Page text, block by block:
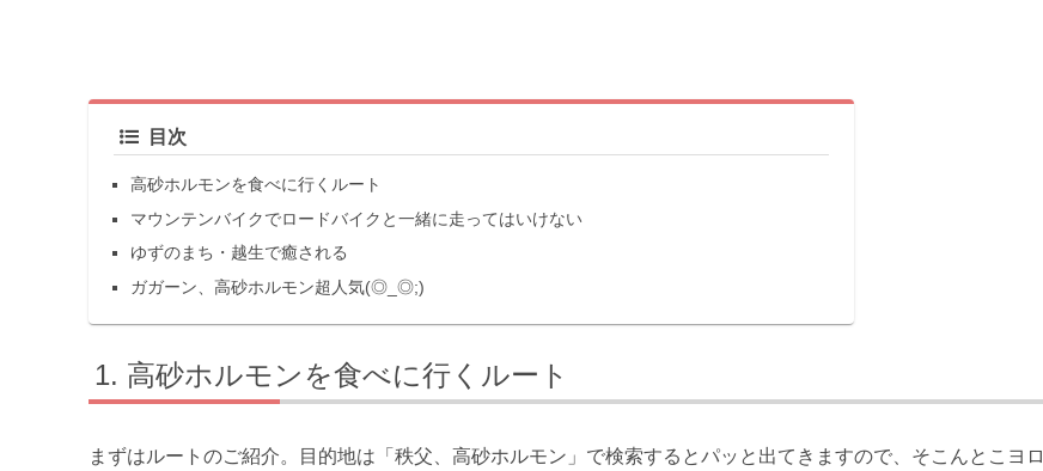
目次
高砂ホルモンを食べに行くルート
マウンテンバイクでロードバイクと一緒に走ってはいけない
ゆずのまち・越生で癒される
ガガーン、高砂ホルモン超人気(◎_◎;)
高砂ホルモンを食べに行くルート
まずはルートのご紹介。目的地は「秩父、高砂ホルモン」で検索するとパッと出てきますので、そこんとこヨロ